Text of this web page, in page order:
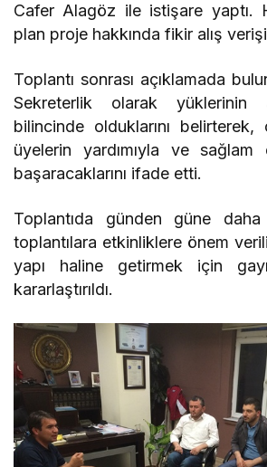
Cafer Alagöz ile istişare yaptı.
plan proje hakkında fikir alış
Toplantı sonrası açıklamada
Sekreterlik olarak yüklerinin
bilincinde olduklarını belirterek,
üyelerin yardımıyla ve
başaracaklarını ifade etti.
Toplantıda günden güne daha
toplantılara etkinliklere önem
yapı haline getirmek için
kararlaştırıldı.